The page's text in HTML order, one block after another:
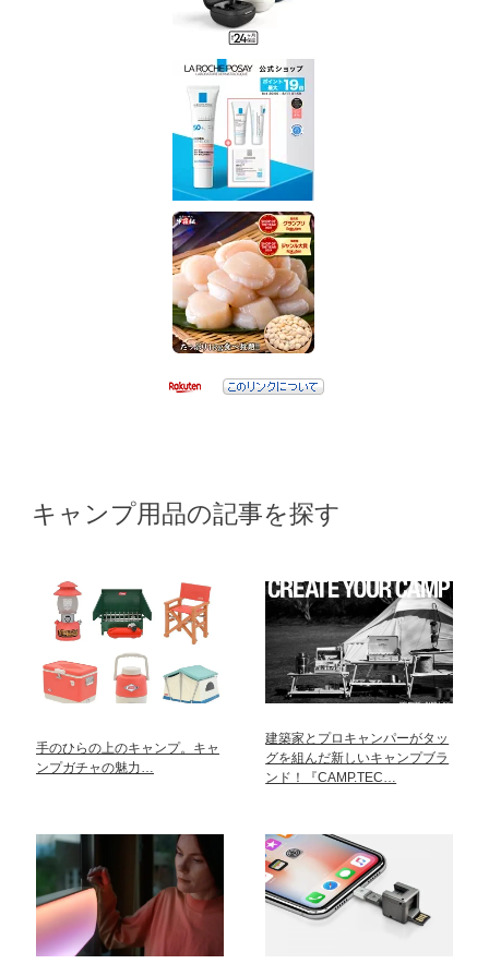
キャンプ用品の記事を探す
手のひらの上のキャンプ。キャ
ンプガチャの魅力…
建築家とプロキャンパーがタッ
グを組んだ新しいキャンプブラ
ンド！『CAMP.TEC…